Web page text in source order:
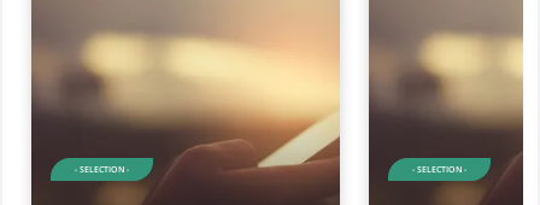
- SELECTION - - SELECTION -